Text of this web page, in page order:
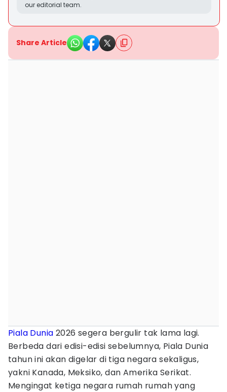
our editorial team.
Share Article
Piala Dunia 2026 segera bergulir tak lama lagi.
Berbeda dari edisi-edisi sebelumnya, Piala Dunia
tahun ini akan digelar di tiga negara sekaligus,
yakni Kanada, Meksiko, dan Amerika Serikat.
Mengingat ketiga negara rumah rumah yang